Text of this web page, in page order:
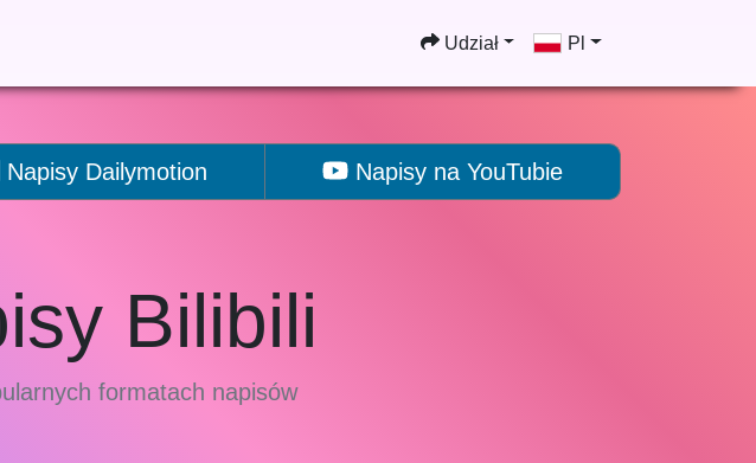
Udział Pl
Napisy Dailymotion Napisy na YouTubie
Bilibili
formatach napisów